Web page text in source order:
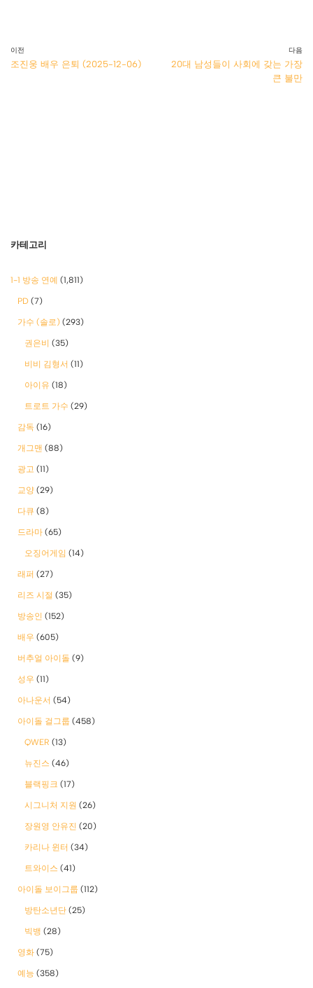
이전
조진웅 배우 은퇴 (2025-12-06)
다음
20대 남성들이 사회에 갖는 가장
큰 불만
카테고리
1-1 방송 연예 (1,811)
PD (7)
가수 (솔로) (293)
권은비 (35)
비비 김형서 (11)
아이유 (18)
트로트 가수 (29)
감독 (16)
개그맨 (88)
광고 (11)
교양 (29)
다큐 (8)
드라마 (65)
오징어게임 (14)
래퍼 (27)
리즈 시절 (35)
방송인 (152)
배우 (605)
버추얼 아이돌 (9)
성우 (11)
아나운서 (54)
아이돌 걸그룹 (458)
QWER (13)
뉴진스 (46)
블랙핑크 (17)
시그니처 지원 (26)
장원영 안유진 (20)
카리나 윈터 (34)
트와이스 (41)
아이돌 보이그룹 (112)
방탄소년단 (25)
빅뱅 (28)
영화 (75)
예능 (358)